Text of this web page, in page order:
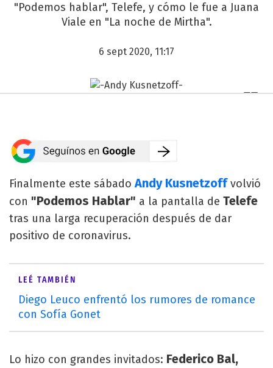
"Podemos hablar", Telefe, y cómo le fue a Juana
Viale en "La noche de Mirtha".
6 sept 2020, 11:17
Finalmente este sábadoAndy Kusnetzoffvolvió
con "Podemos Hablar" a la pantalla de Telefe
tras una larga recuperación después de dar
positivo de coronavirus.
LEÉ TAMBIÉN
Diego Leuco enfrentó los rumores de romance
con Sofía Gonet
Lo hizo con grandes invitados: Federico Bal,